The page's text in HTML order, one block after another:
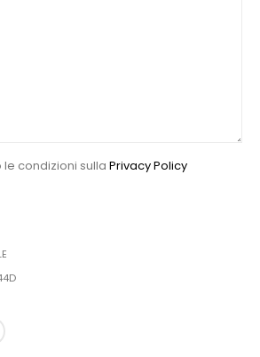
condizioni sulla Privacy Policy